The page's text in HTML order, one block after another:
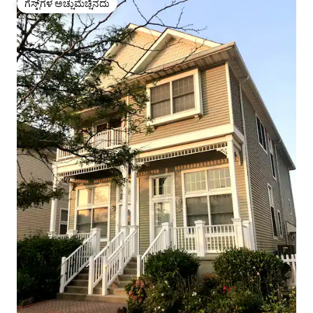
ಗೆಸ್ಟ್‌ಗಳ ಅಚ್ಚುಮೆಚ್ಚಿನದು
ಗೆಸ್ಟ್‌ಗಳ ಅಚ್ಚುಮೆಚ್ಚಿನದು